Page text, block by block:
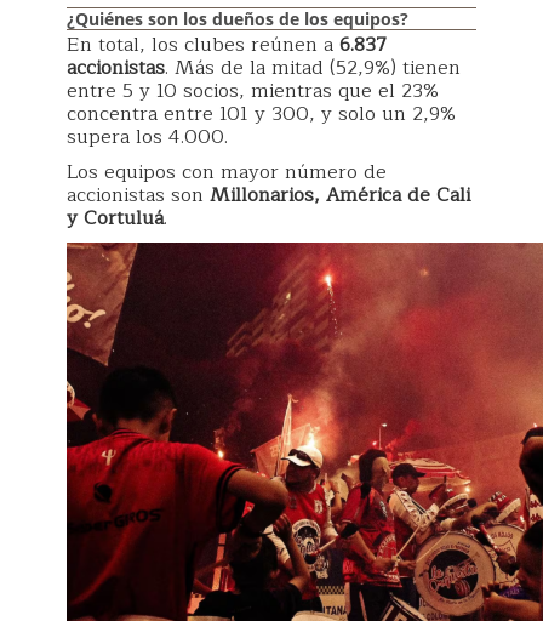
¿Quiénes son los dueños de los equipos?
En total, los clubes reúnen a6.837
accionistas. Más de la mitad (52,9%) tienen
entre 5 y 10 socios, mientras que el 23%
concentra entre 101 y 300, y solo un 2,9%
supera los 4.000.
Los equipos con mayor número de
accionistas son Millonarios, América de Cali
y Cortuluá.